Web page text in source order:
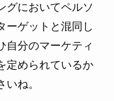
グにおいてペルソ
ーゲットと混同し
自分のマーケティ
定められているか
ね。